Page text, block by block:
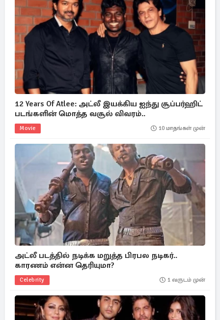
12 Years Of Atlee: அட்லீ இயக்கிய ஐந்து சூப்பர்ஹிட்
படங்களின் மொத்த வசூல் விவரம்..
Movie 10 மாதங்கள் முன்
அட்லீ படத்தில் நடிக்க மறுத்த பிரபல நடிகர்..
காரணம் என்ன தெரியுமா?
Celebrity 1 வருடம் முன்